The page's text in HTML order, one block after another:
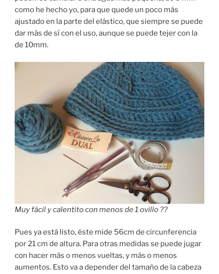
como he hecho yo, para que quede un poco más
ajustado en la parte del elástico, que siempre se puede
dar más de sí con el uso, aunque se puede tejer con la
de 10mm.
Muy fácil y calentito con menos de 1 ovillo ??
Pues ya está listo, éste mide 56cm de circunferencia
por 21 cm de altura. Para otras medidas se puede jugar
con hacer más o menos vueltas, y más o menos
aumentos. Esto va a depender del tamaño de la cabeza